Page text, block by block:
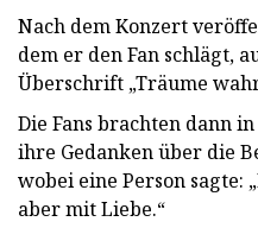
Nach dem Konzert
dem er den Fan schlägt,
Überschrift „Träume
Die Fans brachten dann
ihre Gedanken über die
wobei eine Person sagte:
aber mit Liebe.“